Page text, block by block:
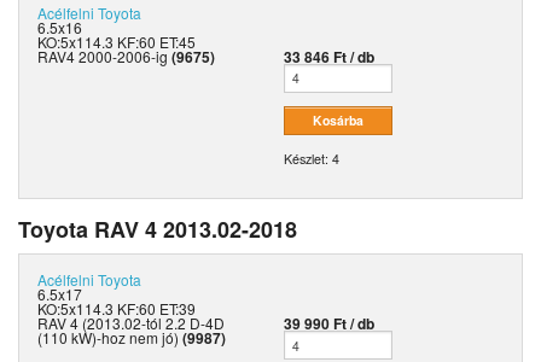
Acélfelni Toyota
6.5x16
KO:5x114.3 KF:60 ET:45
RAV4 2000-2006-ig (9675) 33 846 Ft / db
Készlet: 4
Toyota RAV 4 2013.02-2018
Acélfelni Toyota
6.5x17
KO:5x114.3 KF:60 ET:39
RAV 4 (2013.02-tól 2.2 D-4D
(110 kW)-hoz nem jó) (9987)
39 990 Ft / db